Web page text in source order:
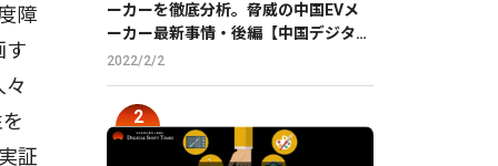
障
す
証
ーカーを徹底分析。脅威の中国EVメ
ーカー最新事情・後編【中国デジタル
企業最前線】
2022/2/2